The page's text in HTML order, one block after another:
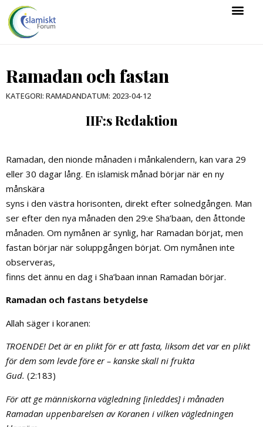
Ramadan och fastan
KATEGORI: RAMADANDATUM: 2023-04-12
IIF:s Redaktion
Ramadan, den nionde månaden i månkalendern, kan vara 29
eller 30 dagar lång. En islamisk månad börjar när en ny
månskära
syns i den västra horisonten, direkt efter solnedgången. Man
ser efter den nya månaden den 29:e Sha’baan, den åttonde
månaden. Om nymånen är synlig, har Ramadan börjat, men
fastan börjar när soluppgången börjat. Om nymånen inte
observeras,
finns det ännu en dag i Sha’baan innan Ramadan börjar.
Ramadan och fastans betydelse
Allah säger i koranen:
TROENDE! Det är en plikt för er att fasta, liksom det var en plikt
för dem som levde före er – kanske skall ni frukta
Gud. (2:183)
För att ge människorna vägledning [inleddes] i månaden
Ramadan uppenbarelsen av Koranen i vilken vägledningen